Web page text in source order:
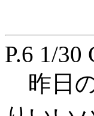
P.6 1/30
昨日